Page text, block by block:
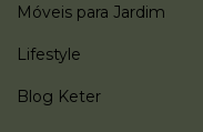
Móveis para Jardim
Lifestyle
Blog Keter